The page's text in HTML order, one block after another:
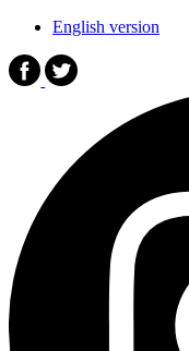
English version